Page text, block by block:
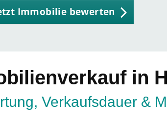
Immobilie bewerten
in
Verkaufsdauer &